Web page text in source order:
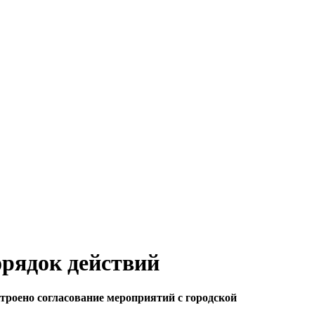
действий
согласование мероприятий с городской